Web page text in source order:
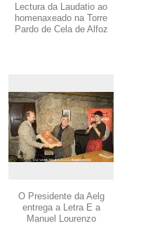
Lectura da Laudatio ao
homenaxeado na Torre
Pardo de Cela de Alfoz
O Presidente da Aelg
entrega a Letra E a
Manuel Lourenzo